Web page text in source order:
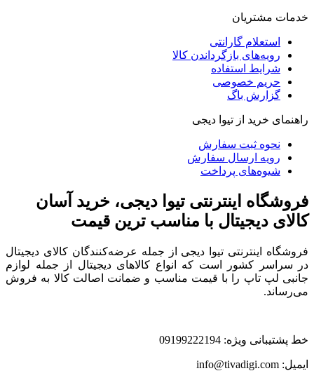
خدمات مشتریان
استعلام گارانتی
رویه‌های بازگرداندن کالا
شرایط استفاده
حریم خصوصی
گزارش باگ
راهنمای خرید از تیوا دیجی
نحوه ثبت سفارش
رویه ارسال سفارش
شیوه‌های پرداخت
فروشگاه اینترنتی تیوا دیجی، خرید آسان
کالای دیجیتال با مناسب ترین قیمت
فروشگاه اینترنتی تیوا دیجی از جمله عرضه‌کنندگان کالای دیجیتال
در سراسر کشور است که انواع کالاهای دیجیتال از جمله لوازم
جانبی لپ تاپ را با قیمت مناسب و ضمانت اصالت کالا به فروش
می‌رساند.
خط پشتیبانی ویژه: 09199222194
ایمیل: info@tivadigi.com